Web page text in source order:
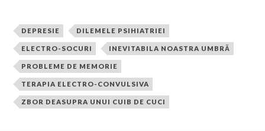
DEPRESIE DILEMELE PSIHIATRIEI
ELECTRO-SOCURI INEVITABILA NOASTRA UMBRĂ
PROBLEME DE MEMORIE
TERAPIA ELECTRO-CONVULSIVA
ZBOR DEASUPRA UNUI CUIB DE CUCI